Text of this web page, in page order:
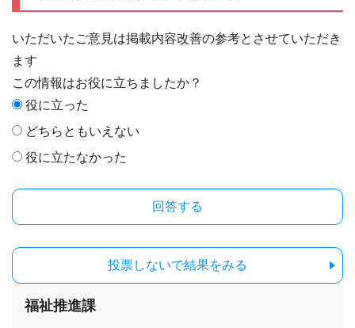
いただいたご意見は掲載内容改善の参考とさせていただき
ます
この情報はお役に立ちましたか？
役に立った
どちらともいえない
役に立たなかった
投票しないで結果をみる
福祉推進課